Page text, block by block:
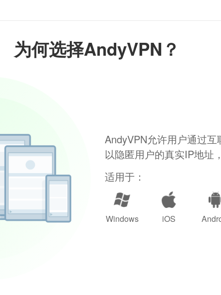
为何选择AndyVPN？
AndyVPN允许用户通过
以隐匿用户的真实IP地址
适用于：
Windows iOS